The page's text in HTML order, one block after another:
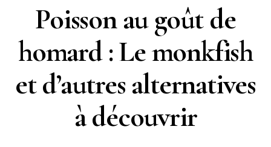
Poisson au goût de
homard : Le monkfish
et d’autres alternatives
à découvrir